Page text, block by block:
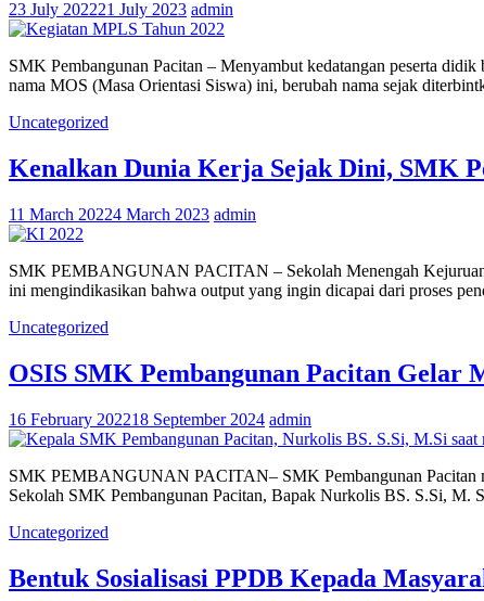
23 July 202221 July 2023 admin
SMK Pembangunan Pacitan – Menyambut kedatangan peserta
nama MOS (Masa Orientasi Siswa) ini, berubah nama sejak
Uncategorized
Kenalkan Dunia Kerja Sejak Dini, SMK
11 March 20224 March 2023 admin
SMK PEMBANGUNAN PACITAN – Sekolah Menengah Kejuruan
ini mengindikasikan bahwa output yang ingin dicapai dari proses
Uncategorized
OSIS SMK Pembangunan Pacitan Gelar
16 February 202218 September 2024 admin
SMK PEMBANGUNAN PACITAN– SMK Pembangunan Pacitan
Sekolah SMK Pembangunan Pacitan, Bapak Nurkolis BS. S.Si, M.
Uncategorized
Bentuk Sosialisasi PPDB Kepada